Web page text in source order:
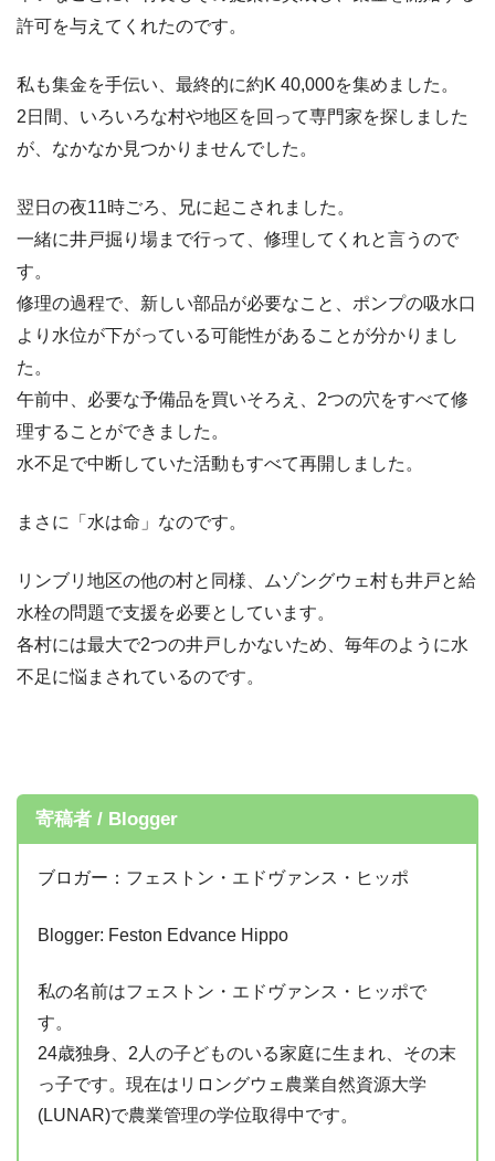
許可を与えてくれたのです。
私も集金を手伝い、最終的に約K 40,000を集めました。
2日間、いろいろな村や地区を回って専門家を探しました
が、なかなか見つかりませんでした。
翌日の夜11時ごろ、兄に起こされました。
一緒に井戸掘り場まで行って、修理してくれと言うので
す。
修理の過程で、新しい部品が必要なこと、ポンプの吸水口
より水位が下がっている可能性があることが分かりまし
た。
午前中、必要な予備品を買いそろえ、2つの穴をすべて修
理することができました。
水不足で中断していた活動もすべて再開しました。
まさに「水は命」なのです。
リンブリ地区の他の村と同様、ムゾングウェ村も井戸と給
水栓の問題で支援を必要としています。
各村には最大で2つの井戸しかないため、毎年のように水
不足に悩まされているのです。
寄稿者 / Blogger
ブロガー：フェストン・エドヴァンス・ヒッポ
Blogger: Feston Edvance Hippo
私の名前はフェストン・エドヴァンス・ヒッポで
す。
24歳独身、2人の子どものいる家庭に生まれ、その末
っ子です。現在はリロングウェ農業自然資源大学
(LUNAR)で農業管理の学位取得中です。